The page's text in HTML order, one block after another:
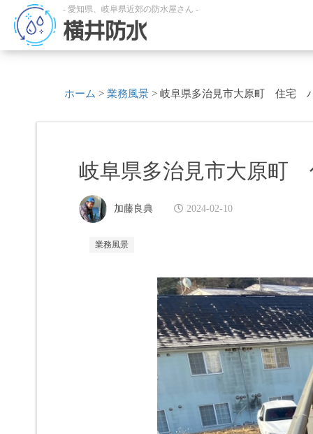
- 愛知県、岐阜県近郊の防水屋さん -
横井防水
ホーム > 業務風景 > 岐阜県多治見市大原町 住宅
岐阜県多治見市大原
加藤良典 2024-02-10
業務風景